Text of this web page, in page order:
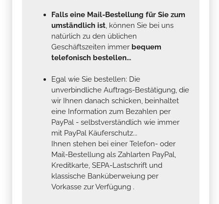
Falls eine Mail-Bestellung für Sie zum
umständlich ist, können Sie bei uns
natürlich zu den üblichen
Geschäftszeiten immer bequem
telefonisch bestellen...
Egal wie Sie bestellen: Die
unverbindliche Auftrags-Bestätigung, die
wir Ihnen danach schicken, beinhaltet
eine Information zum Bezahlen per
PayPal - selbstverständlich wie immer
mit PayPal Käuferschutz...
Ihnen stehen bei einer Telefon- oder
Mail-Bestellung als Zahlarten PayPal,
Kreditkarte, SEPA-Lastschrift und
klassische Banküberweiung per
Vorkasse zur Verfügung .